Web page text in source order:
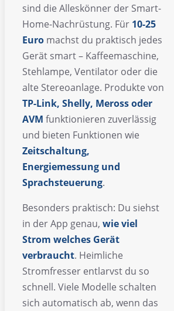
sind die Alleskönner der Smart-
Home-Nachrüstung. Für 10-25
Euro machst du praktisch jedes
Gerät smart – Kaffeemaschine,
Stehlampe, Ventilator oder die
alte Stereoanlage. Produkte von
TP-Link, Shelly, Meross oder
AVM funktionieren zuverlässig
und bieten Funktionen wie
Zeitschaltung,
Energiemessung und
Sprachsteuerung.
Besonders praktisch: Du siehst
in der App genau, wie viel
Strom welches Gerät
verbraucht. Heimliche
Stromfresser entlarvst du so
schnell. Viele Modelle schalten
sich automatisch ab, wenn das